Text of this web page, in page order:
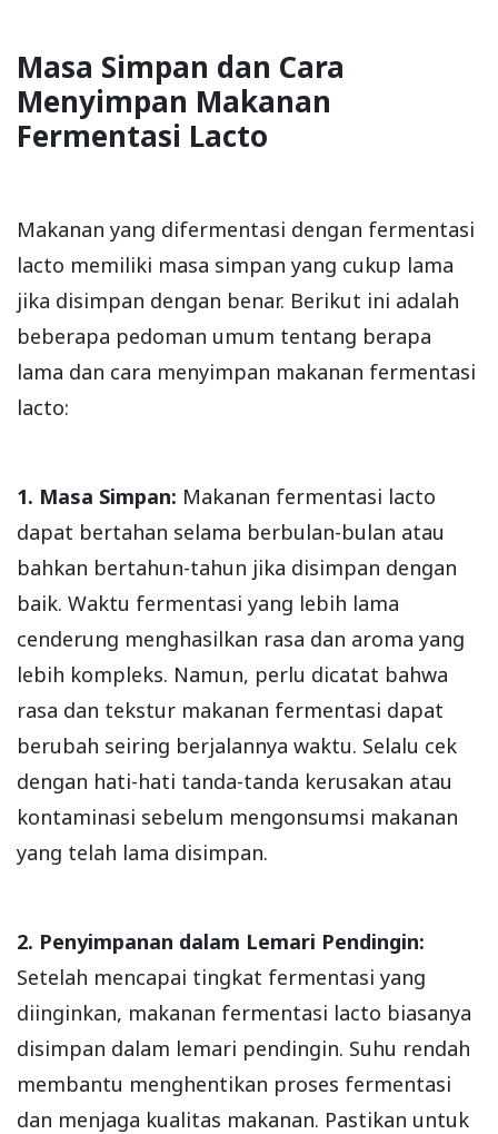
Masa Simpan dan Cara
Menyimpan Makanan
Fermentasi Lacto
Makanan yang difermentasi dengan fermentasi
lacto memiliki masa simpan yang cukup lama
jika disimpan dengan benar. Berikut ini adalah
beberapa pedoman umum tentang berapa
lama dan cara menyimpan makanan fermentasi
lacto:
1. Masa Simpan: Makanan fermentasi lacto
dapat bertahan selama berbulan-bulan atau
bahkan bertahun-tahun jika disimpan dengan
baik. Waktu fermentasi yang lebih lama
cenderung menghasilkan rasa dan aroma yang
lebih kompleks. Namun, perlu dicatat bahwa
rasa dan tekstur makanan fermentasi dapat
berubah seiring berjalannya waktu. Selalu cek
dengan hati-hati tanda-tanda kerusakan atau
kontaminasi sebelum mengonsumsi makanan
yang telah lama disimpan.
2. Penyimpanan dalam Lemari Pendingin:
Setelah mencapai tingkat fermentasi yang
diinginkan, makanan fermentasi lacto biasanya
disimpan dalam lemari pendingin. Suhu rendah
membantu menghentikan proses fermentasi
dan menjaga kualitas makanan. Pastikan untuk